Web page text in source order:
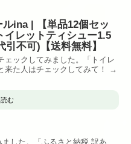
ルina | 【単品12個セッ
イレットティシュー1.5
不可)【送料無料】
ェックしてみました。「トイレ
来た人はチェックしてみて！ →
む
した。「ふるさと納税 訳あ